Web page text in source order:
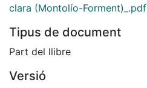
clara (Montolío-Forment)_.pdf
Tipus de document
Part del llibre
Versió